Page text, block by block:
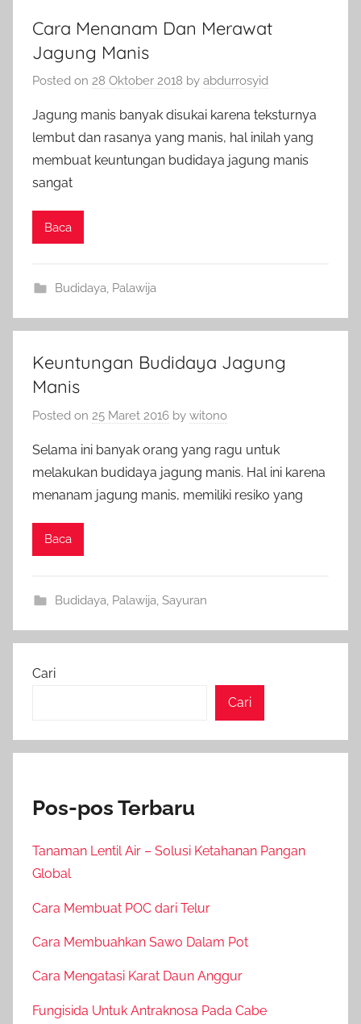
Cara Menanam Dan Merawat
Jagung Manis
Posted on 28 Oktober 2018 by abdurrosyid
Jagung manis banyak disukai karena teksturnya
lembut dan rasanya yang manis, hal inilah yang
membuat keuntungan budidaya jagung manis
sangat
Baca
Budidaya, Palawija
Keuntungan Budidaya Jagung
Manis
Posted on 25 Maret 2016 by witono
Selama ini banyak orang yang ragu untuk
melakukan budidaya jagung manis. Hal ini karena
menanam jagung manis, memiliki resiko yang
Baca
Budidaya Palawija Sayuran
Cari
Cari
Pos-pos Terbaru
Tanaman Lentil Air – Solusi Ketahanan Pangan
Global
Cara Membuat POC dari Telur
Cara Membuahkan Sawo Dalam Pot
Cara Mengatasi Karat Daun Anggur
Fungisida Untuk Antraknosa Pada Cabe